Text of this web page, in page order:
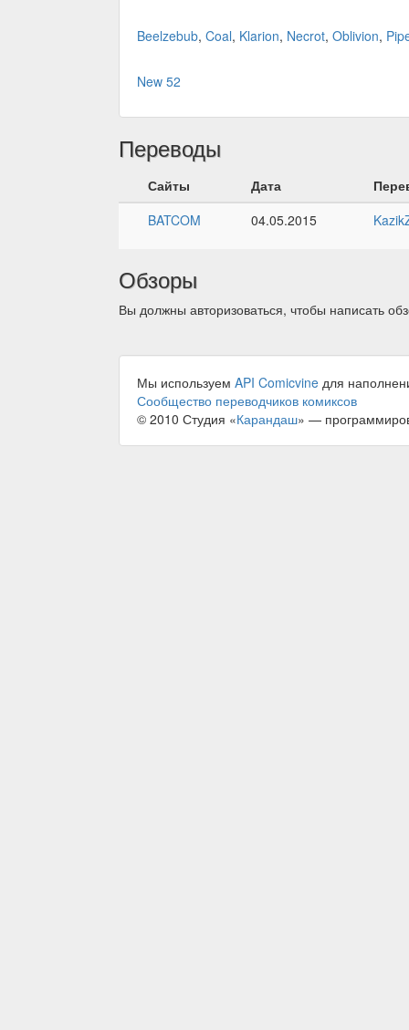
Beelzebub, Coal, Klarion, Necrot, Oblivion,
New 52
Переводы
Сайты Дата
BATCOM
04.05.2015
Обзоры
Вы должны авторизоваться, чтобы написать
Мы используем API Comicvine для
Сообщество переводчиков комиксов
© 2010 Студия «Карандаш» —